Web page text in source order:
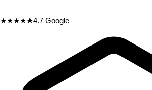
★★★★★4.7 Google